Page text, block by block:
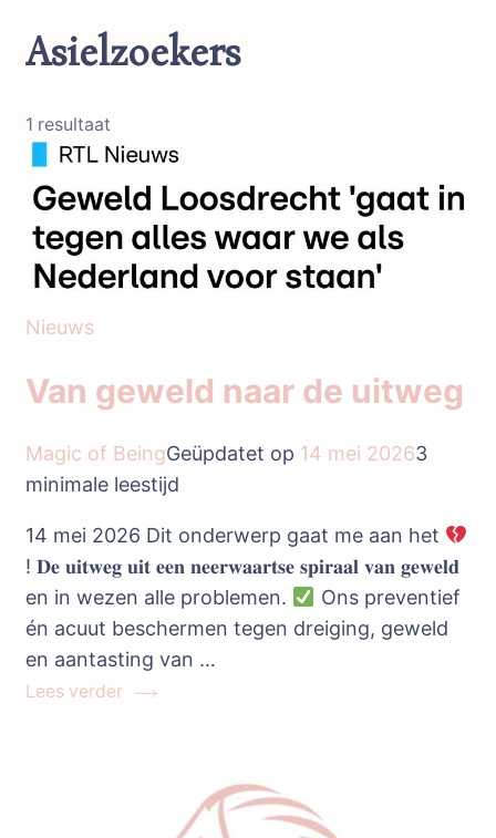
Asielzoekers
1 resultaat
Nieuws
Van geweld naar de uitweg
Magic of BeingGeüpdatet op 14 mei 20263
minimale leestijd
14 mei 2026 Dit onderwerp gaat me aan het
! 𝐃𝐞 𝐮𝐢𝐭𝐰𝐞𝐠 𝐮𝐢𝐭 𝐞𝐞𝐧 𝐧𝐞𝐞𝐫𝐰𝐚𝐚𝐫𝐭𝐬𝐞 𝐬𝐩𝐢𝐫𝐚𝐚𝐥 𝐯𝐚𝐧 𝐠𝐞𝐰𝐞𝐥𝐝
en in wezen alle problemen.
Ons preventief
én acuut beschermen tegen dreiging, geweld
en aantasting van …
Lees verder